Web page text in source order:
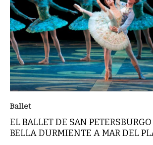
Ballet
EL BALLET DE SAN
BELLA DURMIENTE A MAR DEL